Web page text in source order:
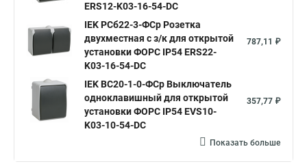
ERS12-K03-16-54-DC
IEK РСб22-3-ФСр Розетка
двухместная с з/к для открытой
установки ФОРС IP54 ERS22-
K03-16-54-DC
787,11 ₽
IEK ВС20-1-0-ФСр Выключатель
одноклавишный для открытой
установки ФОРС IP54 EVS10-
K03-10-54-DC
357,77 ₽
Показать больше